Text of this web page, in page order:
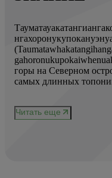
горы на Северном
самых длинных
Читать еще